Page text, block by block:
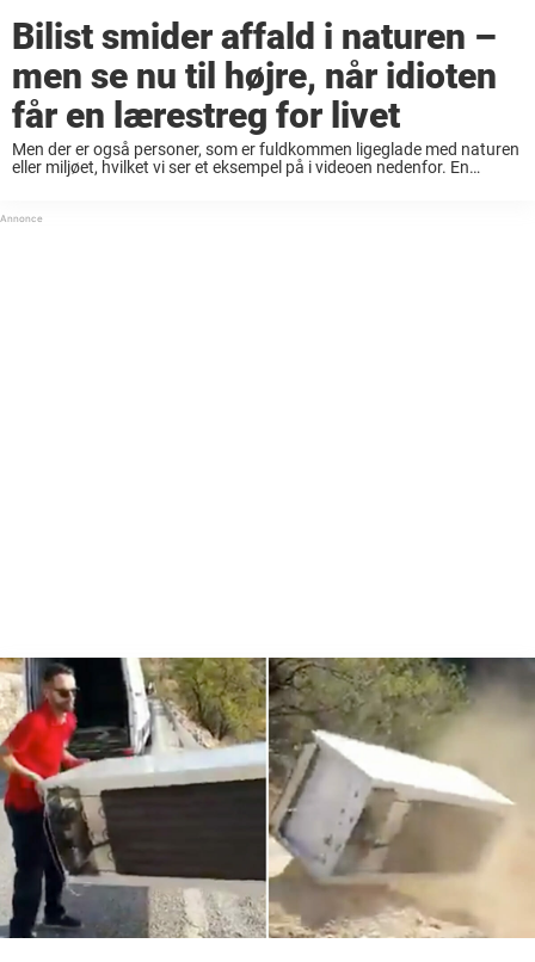
Bilist smider affald i naturen –
men se nu til højre, når idioten
får en lærestreg for livet
Men der er også personer, som er fuldkommen ligeglade med naturen
eller miljøet, hvilket vi ser et eksempel på i videoen nedenfor. En